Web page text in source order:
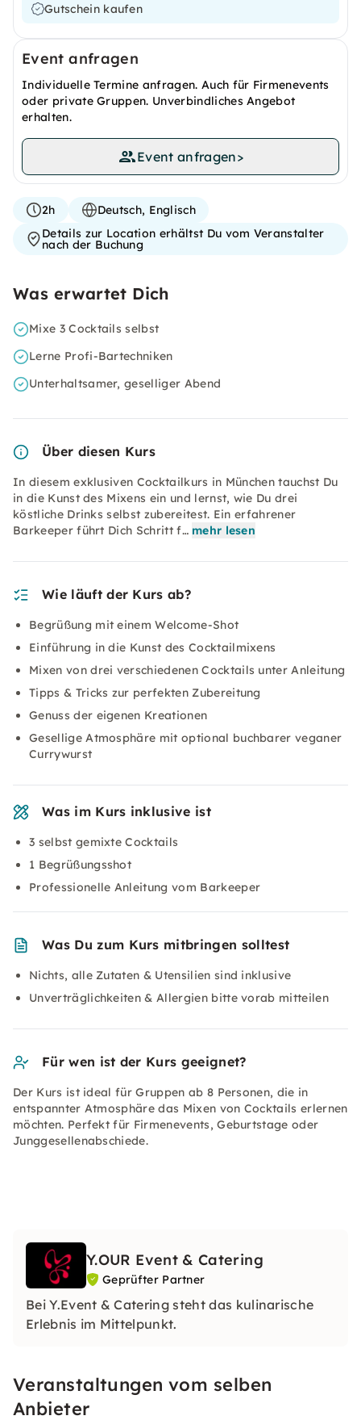
Gutschein kaufen
Event anfragen
Individuelle Termine anfragen. Auch für Firmenevents
oder private Gruppen. Unverbindliches Angebot
erhalten.
Event anfragen>
2h
Deutsch, Englisch
Details zur Location erhältst Du vom Veranstalter
nach der Buchung
Was erwartet Dich
Mixe 3 Cocktails selbst
Lerne Profi-Bartechniken
Unterhaltsamer, geselliger Abend
Über diesen Kurs
In diesem exklusiven Cocktailkurs in München tauchst Du
in die Kunst des Mixens ein und lernst, wie Du drei
köstliche Drinks selbst zubereitest. Ein erfahrener
Barkeeper führt Dich Schritt f… mehr lesen
Wie läuft der Kurs ab?
Begrüßung mit einem Welcome-Shot
Einführung in die Kunst des Cocktailmixens
Mixen von drei verschiedenen Cocktails unter Anleitung
Tipps & Tricks zur perfekten Zubereitung
Genuss der eigenen Kreationen
Gesellige Atmosphäre mit optional buchbarer veganer
Currywurst
Was im Kurs inklusive ist
3 selbst gemixte Cocktails
1 Begrüßungsshot
Professionelle Anleitung vom Barkeeper
Was Du zum Kurs mitbringen solltest
Nichts, alle Zutaten & Utensilien sind inklusive
Unverträglichkeiten & Allergien bitte vorab mitteilen
Für wen ist der Kurs geeignet?
Der Kurs ist ideal für Gruppen ab 8 Personen, die in
entspannter Atmosphäre das Mixen von Cocktails erlernen
möchten. Perfekt für Firmenevents, Geburtstage oder
Junggesellenabschiede.
Y.OUR Event & Catering
Geprüfter Partner
Bei Y.Event & Catering steht das kulinarische
Erlebnis im Mittelpunkt.
Veranstaltungen vom selben
Anbieter